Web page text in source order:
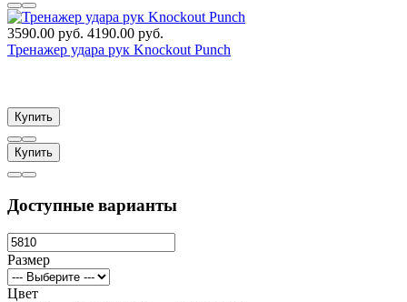
3590.00 руб. 4190.00 руб.
Тренажер удара рук Knockout Punch
Купить
Купить
Доступные варианты
Размер
Цвет